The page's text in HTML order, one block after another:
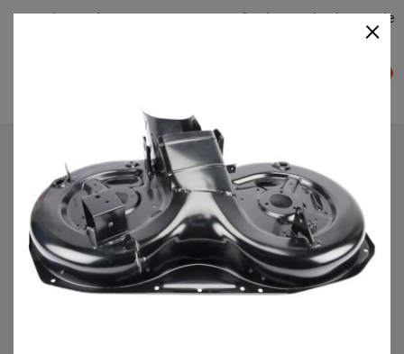
Plateaudecoupe.com : Trouver facilement le plateau de
Accueil
Plateau de coupe
Plateau de coupe 92 cm 3825640751 pour SENTAR GTR
(2008) [299964433/UVT]
×